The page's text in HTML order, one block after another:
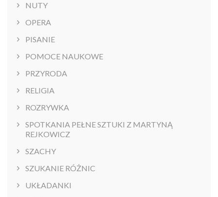
NUTY
OPERA
PISANIE
POMOCE NAUKOWE
PRZYRODA
RELIGIA
ROZRYWKA
SPOTKANIA PEŁNE SZTUKI Z MARTYNĄ
REJKOWICZ
SZACHY
SZUKANIE RÓŻNIC
UKŁADANKI